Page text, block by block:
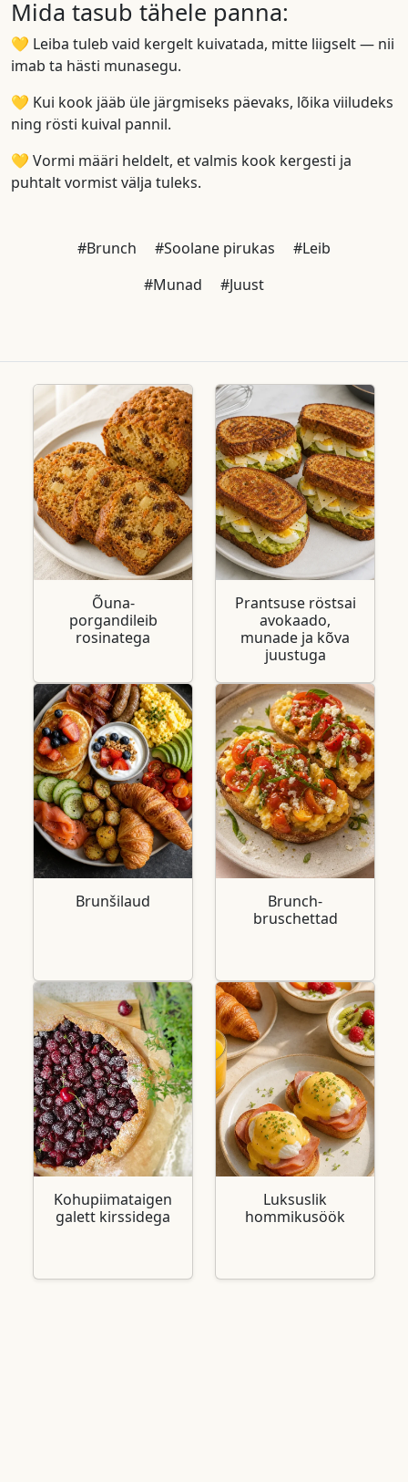
Mida tasub tähele panna:
💛 Leiba tuleb vaid kergelt kuivatada, mitte liigselt — nii
imab ta hästi munasegu.
💛 Kui kook jääb üle järgmiseks päevaks, lõika viiludeks
ning rösti kuival pannil.
💛 Vormi määri heldelt, et valmis kook kergesti ja
puhtalt vormist välja tuleks.
#Brunch #Soolane pirukas
#Leib
#Munad
#Juust
Õuna-
porgandileib
rosinatega
Prantsuse röstsai
avokaado,
munade ja kõva
juustuga
Brunšilaud
Brunch-
bruschettad
Kohupiimataigen
galett kirssidega
Luksuslik
hommikusöök